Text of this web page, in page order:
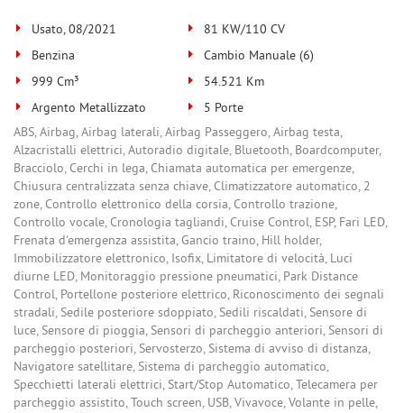
Usato, 08/2021
81 KW/110 CV
Benzina
Cambio Manuale (6)
999 Cm³
54.521 Km
Argento Metallizzato
5 Porte
ABS, Airbag, Airbag laterali, Airbag Passeggero, Airbag testa,
Alzacristalli elettrici, Autoradio digitale, Bluetooth, Boardcomputer,
Bracciolo, Cerchi in lega, Chiamata automatica per emergenze,
Chiusura centralizzata senza chiave, Climatizzatore automatico, 2
zone, Controllo elettronico della corsia, Controllo trazione,
Controllo vocale, Cronologia tagliandi, Cruise Control, ESP, Fari LED,
Frenata d'emergenza assistita, Gancio traino, Hill holder,
Immobilizzatore elettronico, Isofix, Limitatore di velocità, Luci
diurne LED, Monitoraggio pressione pneumatici, Park Distance
Control, Portellone posteriore elettrico, Riconoscimento dei segnali
stradali, Sedile posteriore sdoppiato, Sedili riscaldati, Sensore di
luce, Sensore di pioggia, Sensori di parcheggio anteriori, Sensori di
parcheggio posteriori, Servosterzo, Sistema di avviso di distanza,
Navigatore satellitare, Sistema di parcheggio automatico,
Specchietti laterali elettrici, Start/Stop Automatico, Telecamera per
parcheggio assistito, Touch screen, USB, Vivavoce, Volante in pelle,